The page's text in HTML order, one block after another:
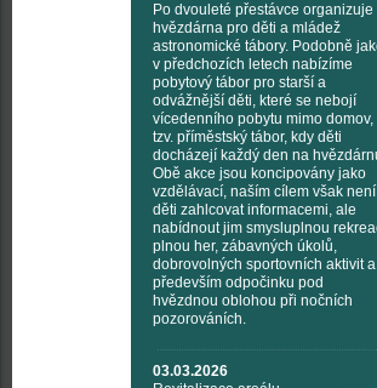
Po dvouleté přestávce organizuje
hvězdárna pro děti a mládež
astronomické tábory. Podobně
v předchozích letech nabízíme
pobytový tábor pro starší a
odvážnější děti, které se nebojí
vícedenního pobytu mimo domov,
tzv. příměstský tábor, kdy děti
docházejí každý den na
Obě akce jsou koncipovány jako
vzdělávací, naším cílem však není
děti zahlcovat informacemi, ale
nabídnout jim smysluplnou
plnou her, zábavných úkolů,
dobrovolných sportovních aktivit a
především odpočinku pod
hvězdnou oblohou při nočních
pozorováních.
03.03.2026